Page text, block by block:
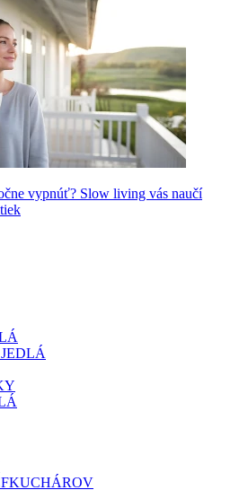
vypnúť? Slow living vás naučí